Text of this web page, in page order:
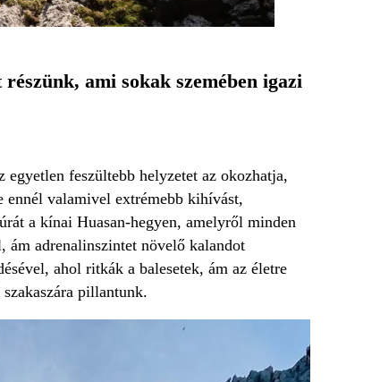
ami sokak szemében igazi
egyetlen feszültebb helyzetet az okozhatja,
ennél valamivel extrémebb kihívást,
a kínai Huasan-hegyen, amelyről minden
ám adrenalinszintet növelő kalandot
ahol ritkák a balesetek, ám az életre
pillantunk.